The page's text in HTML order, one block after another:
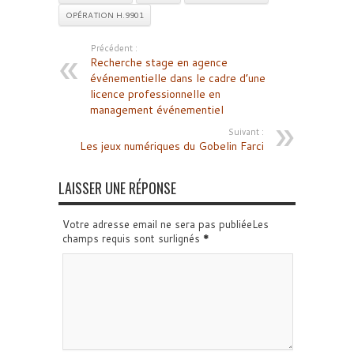
OPÉRATION H.9901
Précédent :
Recherche stage en agence
événementielle dans le cadre d’une
licence professionnelle en
management événementiel
Suivant :
Les jeux numériques du Gobelin Farci
LAISSER UNE RÉPONSE
Votre adresse email ne sera pas publiéeLes
champs requis sont surlignés *